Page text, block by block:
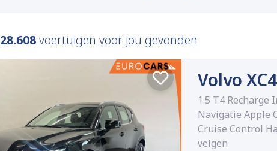
28.608voertuigen voor jou gevonden
Volvo
1.5 T4
Navigatie Apple
Cruise Control
velgen